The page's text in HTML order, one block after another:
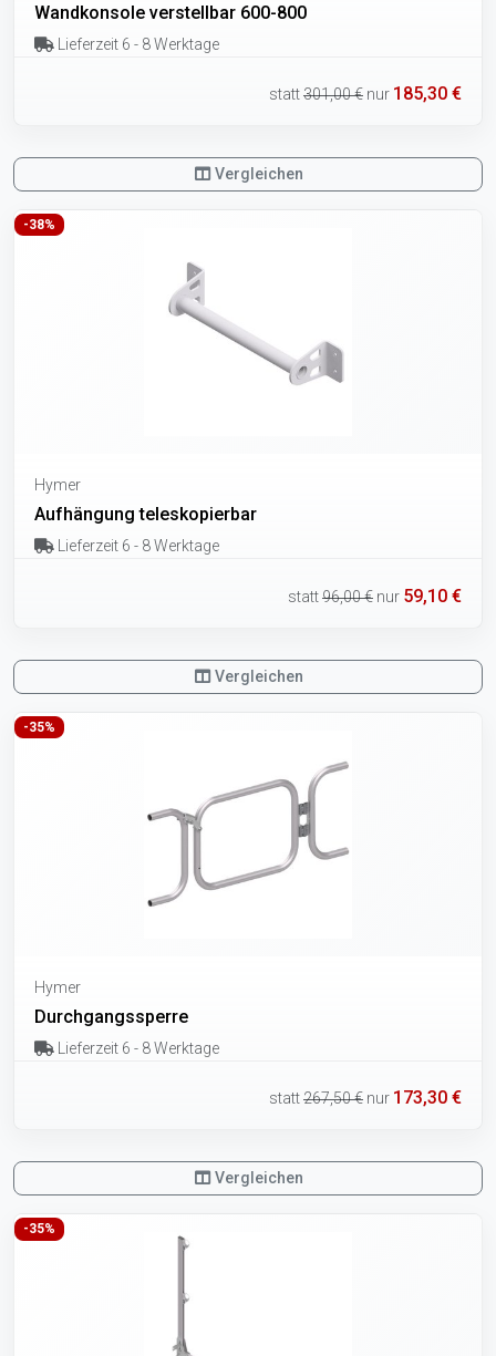
Wandkonsole verstellbar 600-800
Lieferzeit 6 - 8 Werktage
statt301,00 € nur 185,30 €
Vergleichen
-38%
Hymer
Aufhängung teleskopierbar
Lieferzeit 6 - 8 Werktage
statt96,00 € nur 59,10 €
Vergleichen
-35%
Hymer
Durchgangssperre
Lieferzeit 6 - 8 Werktage
statt267,50 € nur 173,30 €
Vergleichen
-35%